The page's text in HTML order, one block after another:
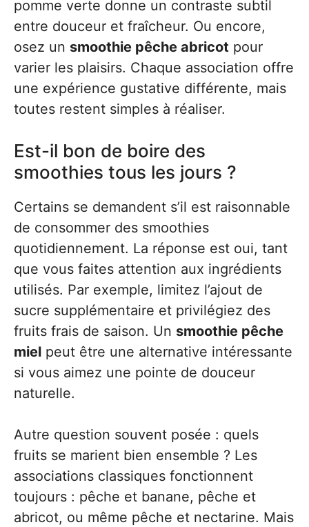
pomme verte donne un contraste subtil
entre douceur et fraîcheur. Ou encore,
osez un smoothie pêche abricot pour
varier les plaisirs. Chaque association offre
une expérience gustative différente, mais
toutes restent simples à réaliser.
Est-il bon de boire des
smoothies tous les jours ?
Certains se demandent s’il est raisonnable
de consommer des smoothies
quotidiennement. La réponse est oui, tant
que vous faites attention aux ingrédients
utilisés. Par exemple, limitez l’ajout de
sucre supplémentaire et privilégiez des
fruits frais de saison. Un smoothie pêche
miel peut être une alternative intéressante
si vous aimez une pointe de douceur
naturelle.
Autre question souvent posée : quels
fruits se marient bien ensemble ? Les
associations classiques fonctionnent
toujours : pêche et banane, pêche et
abricot, ou même pêche et nectarine. Mais